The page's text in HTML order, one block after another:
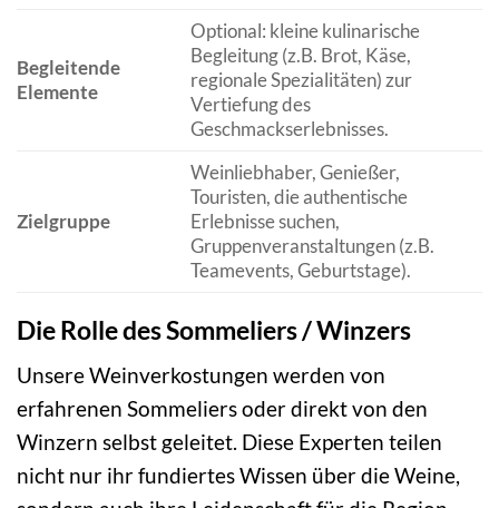
Begleitende
Elemente
Optional: kleine kulinarische
Begleitung (z.B. Brot, Käse,
regionale Spezialitäten) zur
Vertiefung des
Geschmackserlebnisses.
Zielgruppe
Weinliebhaber, Genießer,
Touristen, die authentische
Erlebnisse suchen,
Gruppenveranstaltungen (z.B.
Teamevents, Geburtstage).
Die Rolle des Sommeliers / Winzers
Unsere Weinverkostungen werden von
erfahrenen Sommeliers oder direkt von den
Winzern selbst geleitet. Diese Experten teilen
nicht nur ihr fundiertes Wissen über die Weine,